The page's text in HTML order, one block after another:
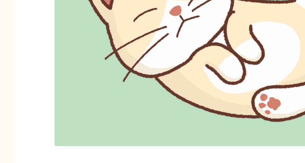
猫の健康・
猫の行動学
猫と人間の
猫の雑学・
猫との暮ら
猫の可愛さ
猫と暮らす
猫と暮らす